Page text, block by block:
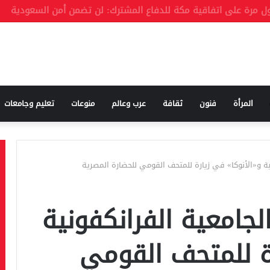
المشترك
المرأة فنون ثقافة عرب وعالم منوعات تعليم وجامعات
و«الأنوكا» في زيارة للمتحف القومي للحضارة المصرية
الفرانكفونية
للمتحف القومي